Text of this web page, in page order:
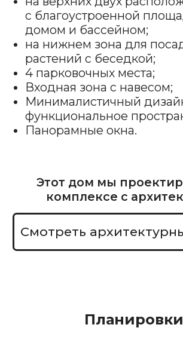
Смотреть архитектурный проект
Планировки